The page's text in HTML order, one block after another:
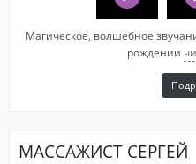
Магическое, волшебное
рождении
МАССАЖИСТ СЕРГЕЙ